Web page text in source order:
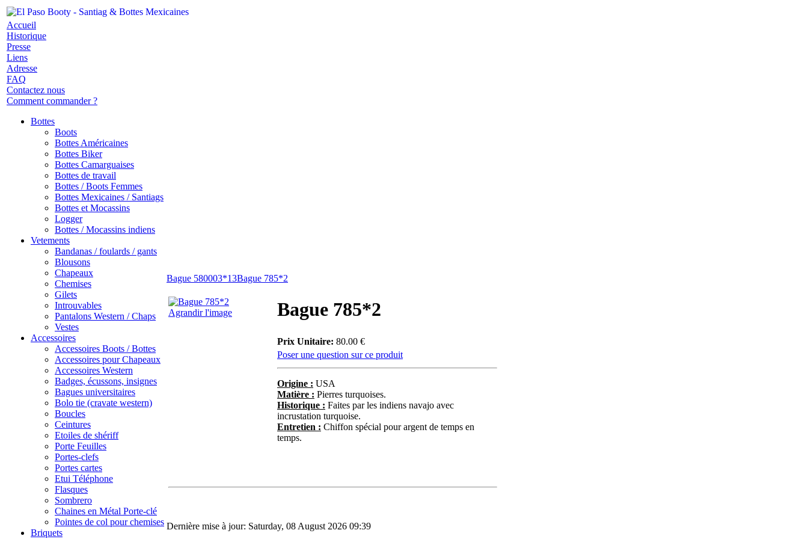
Accueil
Historique
Presse
Liens
Adresse
FAQ
Contactez nous
Comment commander ?
Bottes
Boots
Bottes Américaines
Bottes Biker
Bottes Camarguaises
Bottes de travail
Bottes / Boots Femmes
Bottes Mexicaines / Santiags
Bottes et Mocassins
Logger
Bottes / Mocassins indiens
Vetements
Bandanas / foulards / gants
Blousons
Chapeaux
Chemises
Gilets
Introuvables
Pantalons Western / Chaps
Vestes
Accessoires
Accessoires Boots / Bottes
Accessoires pour Chapeaux
Accessoires Western
Badges, écussons, insignes
Bagues universitaires
Bolo tie (cravate western)
Boucles
Ceintures
Etoiles de shériff
Porte Feuilles
Portes-clefs
Portes cartes
Etui Téléphone
Flasques
Sombrero
Chaines en Métal Porte-clé
Pointes de col pour chemises
Briquets
Bague 580003*13Bague 785*2
Agrandir l'image Bague 785*2
Prix Unitaire: 80.00 €
Poser une question sur ce produit
Origine : USA
Matière : Pierres turquoises.
Historique : Faites par les indiens navajo avec
incrustation turquoise.
Entretien : Chiffon spécial pour argent de temps en
temps.
Dernière mise à jour: Saturday, 08 August 2026 09:39